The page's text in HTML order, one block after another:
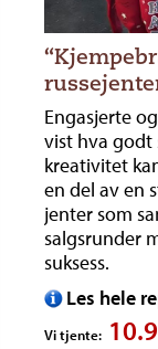
Engasjerte
vist hva godt
kreativitet
en del av en
jenter som
salgsrunder
suksess.
Les hele
Vi tjente: